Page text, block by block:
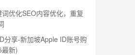
优化SEO内容优化，重复
分享-新加坡Apple ID账号购
新)